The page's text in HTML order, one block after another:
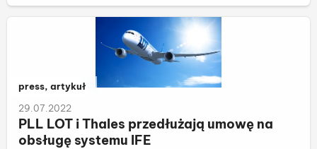
Należy do kategorii:
press, artykuł
29.07.2022
PLL LOT i Thales przedłużają umowę na
obsługę systemu IFE